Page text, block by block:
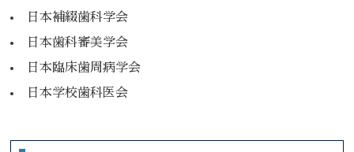
日本補綴歯科学会
日本歯科審美学会
日本臨床歯周病学会
日本学校歯科医会